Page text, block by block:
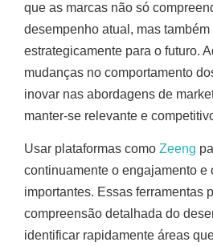
que as marcas não só
desempenho atual, mas
estrategicamente para o futuro.
mudanças no comportamento
inovar nas abordagens de
manter-se relevante e
Usar plataformas como Zeeng
continuamente o engajamento e
importantes. Essas ferramentas
compreensão detalhada do
identificar rapidamente áreas